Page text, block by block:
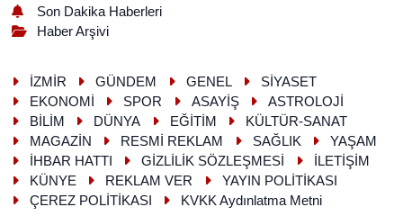
Son Dakika Haberleri
Haber Arşivi
İZMİR GÜNDEM GENEL
SİYASET
EKONOMİ
SPOR ASAYİŞ
ASTROLOJİ
BİLİM
DÜNYA EĞİTİM
KÜLTÜR-SANAT
MAGAZİN
RESMİ REKLAM SAĞLIK
YAŞAM
İHBAR HATTI
GİZLİLİK SÖZLEŞMESİ
İLETİŞİM
KÜNYE
REKLAM VER
YAYIN POLİTİKASI
ÇEREZ POLİTİKASI
KVKK Aydınlatma Metni